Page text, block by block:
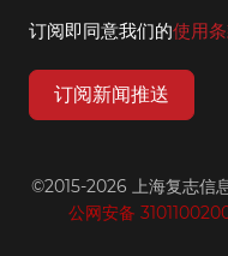
订阅即同意我们的使用
订阅新闻推送
©2015-2026 上海复志信
公网安备